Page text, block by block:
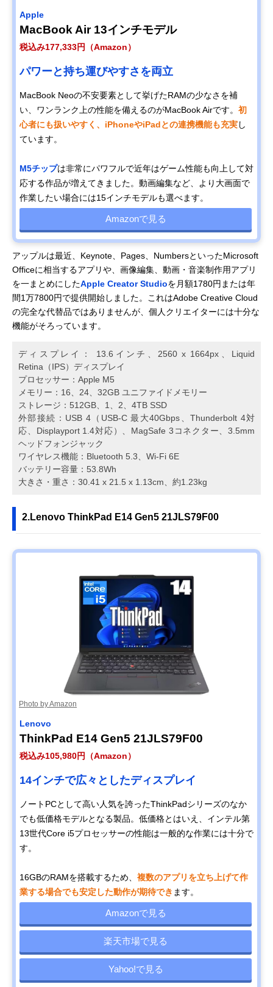
Apple
MacBook Air 13インチモデル
税込み177,333円（Amazon）
パワーと持ち運びやすさを両立
MacBook Neoの不安要素として挙げたRAMの少なさを補
い、ワンランク上の性能を備えるのがMacBook Airです。 初
心者にも扱いやすく、iPhoneやiPadとの連携機能も充実し
ています。
M5チップは非常にパワフルで近年はゲーム性能も向上して対
応する作品が増えてきました。動画編集など、より大画面で
作業したい場合には15インチモデルも選べます。
Amazonで見る
アップルは最近、Keynote、Pages、NumbersといったMicrosoft
Officeに相当するアプリや、画像編集、動画・音楽制作用アプリ
を一まとめにしたApple Creator Studioを月額1780円または年
間1万7800円で提供開始しました。これはAdobe Creative Cloud
の完全な代替品ではありませんが、個人クリエイターには十分な
機能がそろっています。
ディスプレイ： 13.6インチ、2560 x 1664px、Liquid
Retina （IPS）デ ィ ス プ レ イ
プロセッサー：Apple M5
メモリー：16、24、32GB ユニファイドメモリー
ストレージ：512GB、1、2、4TB SSD
外部接続：USB 4（USB-C 最大40Gbps、Thunderbolt 4対
応、Displayport 1.4対応）、MagSafe 3コネクター、3.5mm
ヘッドフォンジャック
ワイヤレス機能：Bluetooth 5.3、Wi-Fi 6E
バッテリー容量：53.8Wh
大きさ・重さ：30.41 x 21.5 x 1.13cm、約1.23kg
2.Lenovo ThinkPad E14 Gen5 21JLS79F00
Photo by Amazon
Lenovo
ThinkPad E14 Gen5 21JLS79F00
税込み105,980円（Amazon）
14インチで広々としたディスプレイ
ノートPCとして高い人気を誇ったThinkPadシリーズのなか
でも低価格モデルとなる製品。低価格とはいえ、インテル第
13世代Core i5プロセッサーの性能は一般的な作業には十分で
す。
16GBのRAMを搭載するため、 複数のアプリを立ち上げて作
業する場合でも安定した動作が期待でき ます。
Amazonで見る
楽天市場で見る
Yahoo!で見る